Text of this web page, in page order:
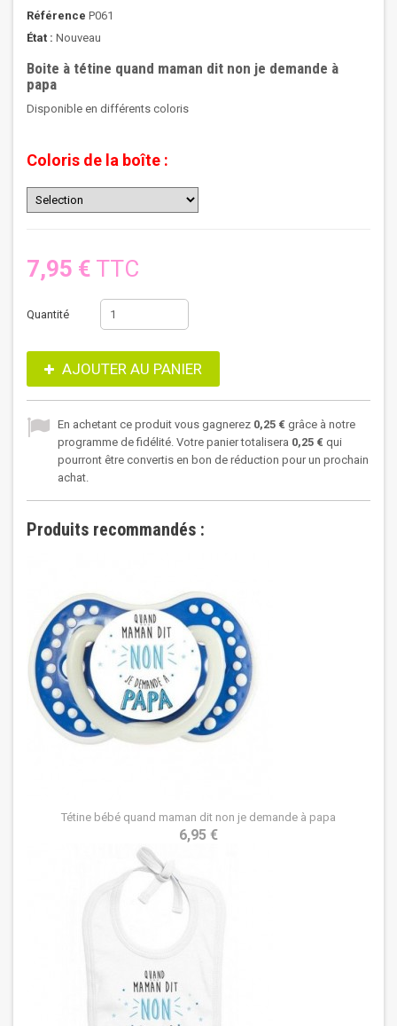
Référence P061
État : Nouveau
Boite à tétine quand maman dit non je demande à
papa
Disponible en différents coloris
Coloris de la boîte :
7,95 € TTC
Quantité
AJOUTER AU PANIER
En achetant ce produit vous gagnerez 0,25 € grâce à notre
programme de fidélité. Votre panier totalisera 0,25 € qui
pourront être convertis en bon de réduction pour un prochain
achat.
Produits recommandés :
Tétine bébé quand maman dit non je demande à papa
6,95 €